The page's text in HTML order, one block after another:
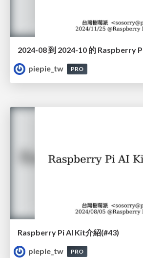
piepie_tw
PRO
Raspberry Pi AI Kit介紹(#43)
piepie_tw
PRO